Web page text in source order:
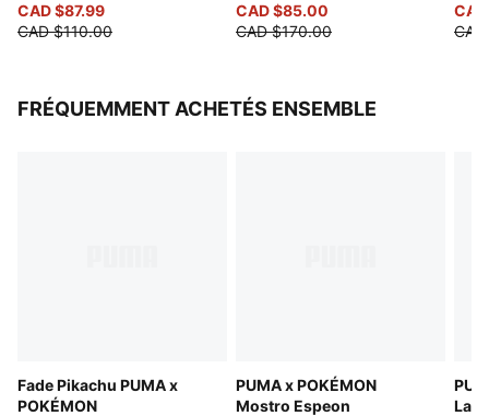
CAD $87.99
CAD $110.00
CAD $85.00
CAD $170.00
FRÉQUEMMENT ACHETÉS ENSEMBLE
Fade Pikachu PUMA x
POKÉMON
PUMA x POKÉMON
Mostro Espeon